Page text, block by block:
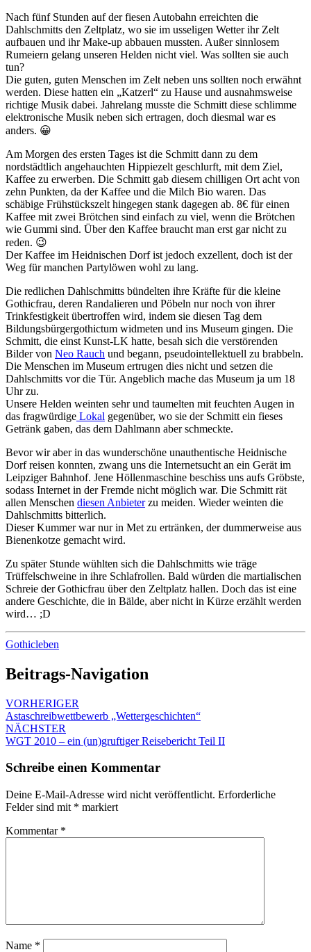
Nach fünf Stunden auf der fiesen Autobahn erreichten die
Dahlschmitts den Zeltplatz, wo sie im usseligen Wetter ihr Zelt
aufbauen und ihr Make-up abbauen mussten. Außer sinnlosem
Rumeiern gelang unseren Helden nicht viel. Was sollten sie auch
tun?
Die guten, guten Menschen im Zelt neben uns sollten noch erwähnt
werden. Diese hatten ein „Katzerl“ zu Hause und ausnahmsweise
richtige Musik dabei. Jahrelang musste die Schmitt diese schlimme
elektronische Musik neben sich ertragen, doch diesmal war es
anders. 😀
Am Morgen des ersten Tages ist die Schmitt dann zu dem
nordstädtlich angehauchten Hippiezelt geschlurft, mit dem Ziel,
Kaffee zu erwerben. Die Schmitt gab diesem chilligen Ort acht von
zehn Punkten, da der Kaffee und die Milch Bio waren. Das
schäbige Frühstückszelt hingegen stank dagegen ab. 8€ für einen
Kaffee mit zwei Brötchen sind einfach zu viel, wenn die Brötchen
wie Gummi sind. Über den Kaffee braucht man erst gar nicht zu
reden. 😉
Der Kaffee im Heidnischen Dorf ist jedoch exzellent, doch ist der
Weg für manchen Partylöwen wohl zu lang.
Die redlichen Dahlschmitts bündelten ihre Kräfte für die kleine
Gothicfrau, deren Randalieren und Pöbeln nur noch von ihrer
Trinkfestigkeit übertroffen wird, indem sie diesen Tag dem
Bildungsbürgergothictum widmeten und ins Museum gingen. Die
Schmitt, die einst Kunst-LK hatte, besah sich die verstörenden
Bilder von Neo Rauch und begann, pseudointellektuell zu brabbeln.
Die Menschen im Museum ertrugen dies nicht und setzen die
Dahlschmitts vor die Tür. Angeblich mache das Museum ja um 18
Uhr zu.
Unsere Helden weinten sehr und taumelten mit feuchten Augen in
das fragwürdige Lokal gegenüber, wo sie der Schmitt ein fieses
Getränk gaben, das dem Dahlmann aber schmeckte.
Bevor wir aber in das wunderschöne unauthentische Heidnische
Dorf reisen konnten, zwang uns die Internetsucht an ein Gerät im
Leipziger Bahnhof. Jene Höllenmaschine beschiss uns aufs Gröbste,
sodass Internet in der Fremde nicht möglich war. Die Schmitt rät
allen Menschen diesen Anbieterzu meiden. Wieder weinten die
Dahlschmitts bitterlich.
Dieser Kummer war nur in Met zu ertränken, der dummerweise aus
Bienenkotze gemacht wird.
Zu später Stunde wühlten sich die Dahlschmitts wie träge
Trüffelschweine in ihre Schlafrollen. Bald würden die martialischen
Schreie der Gothicfrau über den Zeltplatz hallen. Doch das ist eine
andere Geschichte, die in Bälde, aber nicht in Kürze erzählt werden
wird… ;D
Gothicleben
Beitrags-Navigation
VORHERIGER
Astaschreibwettbewerb „Wettergeschichten“
NÄCHSTER
WGT 2010 – ein (un)gruftiger Reisebericht Teil II
Schreibe einen Kommentar
Deine E-Mail-Adresse wird nicht veröffentlicht. Erforderliche
Felder sind mit * markiert
Kommentar *
Name *